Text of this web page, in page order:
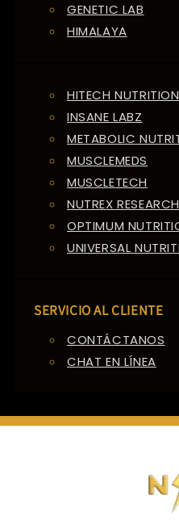
GENETIC LAB
HIMALAYA
HITECH NUTRITION
INSANE LABZ
METABOLIC
MUSCLEMEDS
MUSCLETECH
NUTREX RESEARCH
OPTIMUM
UNIVERSAL
SERVICIO AL CLIENTE
CONTÁCTANOS
CHAT EN LÍNEA